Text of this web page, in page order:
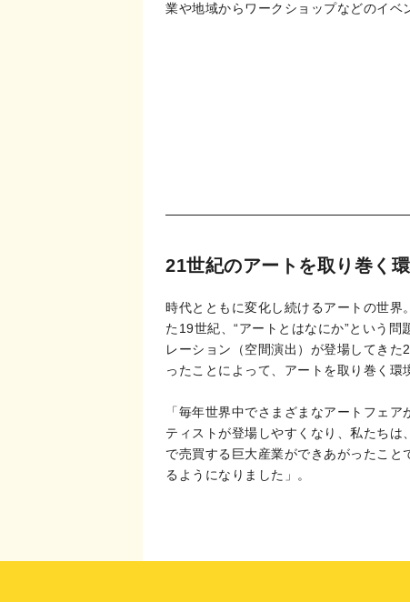
業や地域からワークショップなどのイベ
21世紀のアートを取り巻く
時代とともに変化し続けるアートの世
た19世紀、“アートとはなにか”という
レーション（空間演出）が登場してき
ったことによって、アートを取り巻く環
「毎年世界中でさまざまなアートフェ
ティストが登場しやすくなり、私たち
で売買する巨大産業ができあがったこ
るようになりました」。